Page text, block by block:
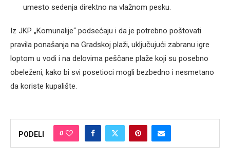
umesto sedenja direktno na vlažnom pesku.
Iz JKP „Komunalije“ podsećaju i da je potrebno poštovati
pravila ponašanja na Gradskoj plaži, uključujući zabranu igre
loptom u vodi i na delovima peščane plaže koji su posebno
obeleženi, kako bi svi posetioci mogli bezbedno i nesmetano
da koriste kupalište.
PODELI 0